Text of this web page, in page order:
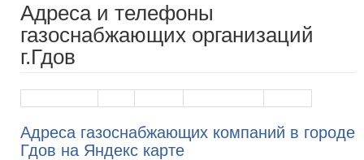
Адреса и телефоны
газоснабжающих организаций
г.Гдов
Адреса газоснабжающих компаний в городе
Гдов на Яндекс карте